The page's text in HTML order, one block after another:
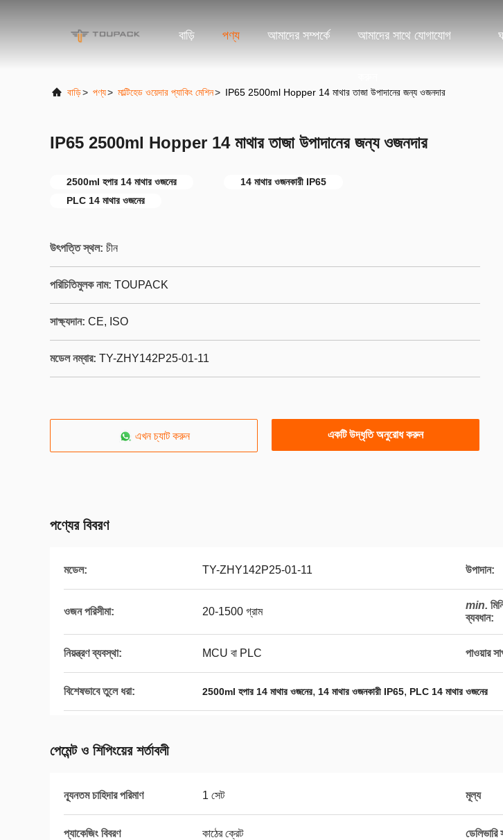
বাড়ি পণ্য আমাদের সম্পর্কে আমাদের সাথে যোগাযোগ
বাড়ি> পণ্য> মাল্টিহেড ওয়েদার প্যাকিং মেশিন> IP65 2500ml Hopper 14 মাথার তাজা উপাদানের জন্য ওজনদার
IP65 2500ml Hopper 14 মাথার তাজা উপাদানের জন্য ওজনদার
2500ml হপার 14 মাথার ওজনের
14 মাথার ওজনকারী IP65
PLC 14 মাথার ওজনের
উৎপত্তি স্থল: চীন
পরিচিতিমুলক নাম: TOUPACK
সাক্ষ্যদান: CE, ISO
মডেল নম্বার: TY-ZHY142P25-01-11
এখন চ্যাট করুন একটি উদ্ধৃতি অনুরোধ করুন
পণ্যের বিবরণ
মডেল: TY-ZHY142P25-01-11 উপাদান:
ওজন পরিসীমা: 20-1500 গ্রাম
min.
ব্যবধান:
নিয়ন্ত্রণ ব্যবস্থা: MCU বা PLC পাওয়ার
বিশেষভাবে তুলে ধরা: 2500ml হপার 14 মাথার ওজনের, 14 মাথার ওজনকারী IP65, PLC 14 মাথার ওজনের
পেমেন্ট ও শিপিংয়ের শর্তাবলী
ন্যূনতম চাহিদার পরিমাণ 1 সেট মূল্য
প্যাকেজিং বিবরণ কাঠের ক্রেট ডেলিভারি